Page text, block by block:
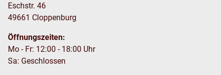
Eschstr. 46
49661 Cloppenburg
Öffnungszeiten:
Mo - Fr: 12:00 - 18:00 Uhr
Sa: Geschlossen